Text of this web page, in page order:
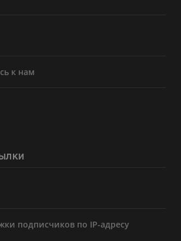
к нам
подписчиков по IP-адресу